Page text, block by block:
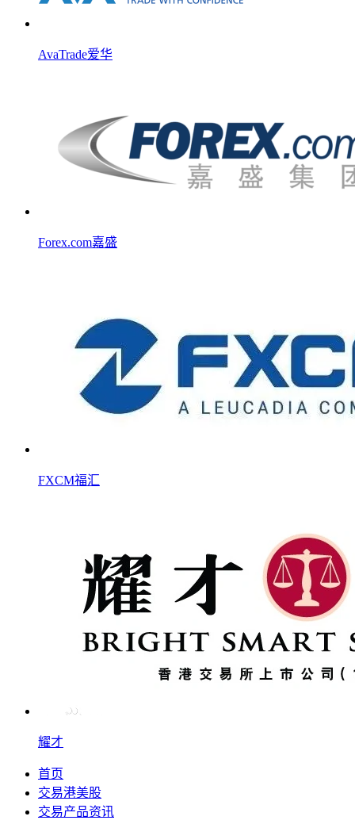
AvaTrade爱华
Forex.com嘉盛
FXCM福汇
耀才
首页
交易港美股
交易产品资讯